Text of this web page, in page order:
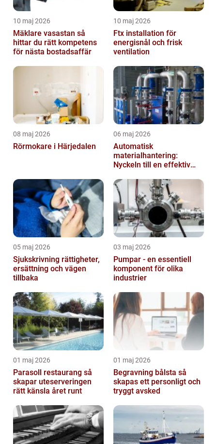
10 maj 2026
Mäklare vasastan så
hittar du rätt kompetens
för nästa bostadsaffär
10 maj 2026
Ftx installation för
energisnål och frisk
ventilation
08 maj 2026
Rörmokare i Härjedalen
06 maj 2026
Automatisk
materialhantering:
Nyckeln till en effektiv
05 maj 2026
Sjukskrivning rättigheter,
ersättning och vägen
tillbaka
03 maj 2026
Pumpar - en essentiell
komponent för olika
industrier
01 maj 2026
Parasoll restaurang så
skapar uteserveringen
rätt känsla året runt
01 maj 2026
Begravning bålsta så
skapas ett personligt och
tryggt avsked